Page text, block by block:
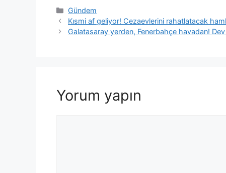
Kategoriler
Gündem
Kısmi af geliyor! Cezaevlerini rahatlatacak
Galatasaray yerden, Fenerbahçe havadan!
Yorum yapın